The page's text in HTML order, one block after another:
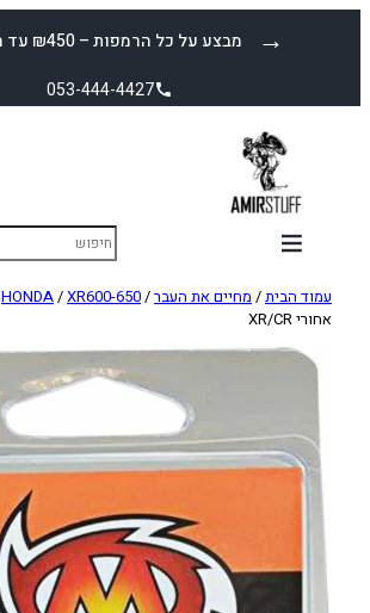
מבצע על כל הרמפות – ₪450 עד הבית! →
053-444-4427
עמוד הבית/ מחיים את העבר/
HONDA/XR600-650
אחורי XR/CR